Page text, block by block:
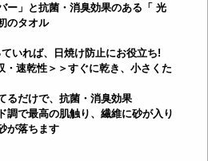
ー」と抗菌・消臭効果のある「 光
のタオル
いれば、日焼け防止にお役立ち!
速乾性＞＞すぐに乾き、小さくた
るだけで、抗菌・消臭効果
で最高の肌触り、繊維に砂が入り
が落ちます